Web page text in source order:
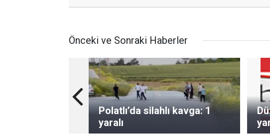
Önceki ve Sonraki Haberler
Polatlı’da silahlı kavga: 1
yaralı